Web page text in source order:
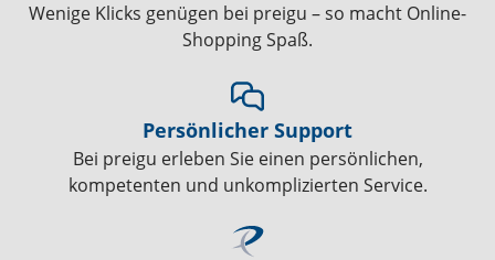
Wenige Klicks genügen bei preigu – so macht Online-
Shopping Spaß.
Persönlicher Support
Bei preigu erleben Sie einen persönlichen,
kompetenten und unkomplizierten Service.